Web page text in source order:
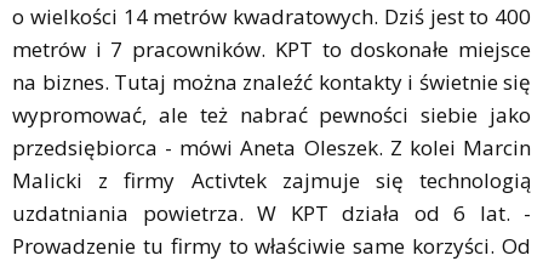
o wielkości 14 metrów kwadratowych. Dziś jest to 400
metrów i 7 pracowników. KPT to doskonałe miejsce
na biznes. Tutaj można znaleźć kontakty i świetnie się
wypromować, ale też nabrać pewności siebie jako
przedsiębiorca - mówi Aneta Oleszek. Z kolei Marcin
Malicki z firmy Activtek zajmuje się technologią
uzdatniania powietrza. W KPT działa od 6 lat. -
Prowadzenie tu firmy to właściwie same korzyści. Od